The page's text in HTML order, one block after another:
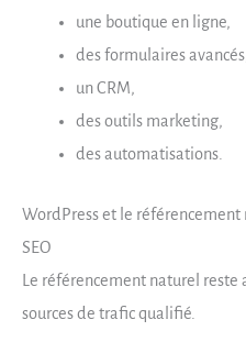
une boutique en ligne,
des formulaires
un CRM,
des outils marketing,
des automatisations.
WordPress et le
SEO
Le référencement naturel
sources de trafic qualifié.